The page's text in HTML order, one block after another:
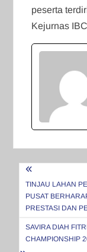
peserta
Kejurnas
Navigasi
pos
TINJAU LAHAN
PUSAT
PRESTASI DAN
SAVIRA DIAH
CHAMPIONSHIP